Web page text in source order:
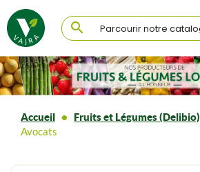

Accueil Fruits et Légumes (Delibio)
Avocats